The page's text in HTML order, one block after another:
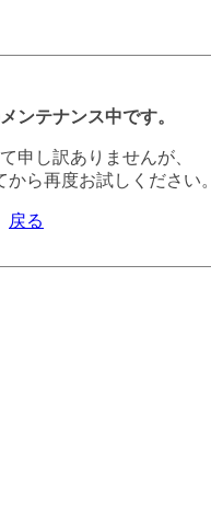
ンテナンス中です。
申し訳ありませんが、
ら再度お試しください。
戻る